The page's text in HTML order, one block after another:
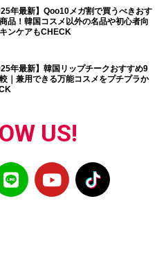
年最新】Qoo10メガ割で買うべきおす
品！韓国コスメ以外の名品や初心者向
ンケアもCHECK
年最新】韓国リップチークおすすめ9
｜兼用できる万能コスメをプチプラか
US!